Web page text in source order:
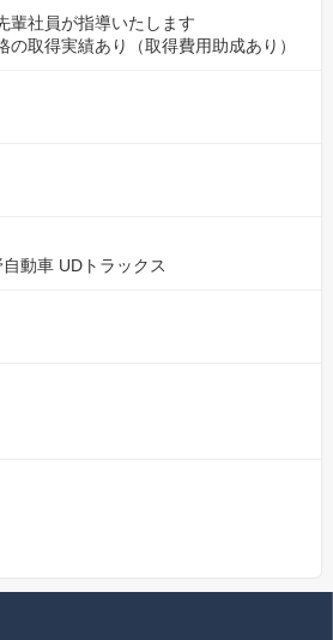
り活動しています
輩社員が指導いたします
取得実績あり（取得費用助成あり）
動車 UDトラックス